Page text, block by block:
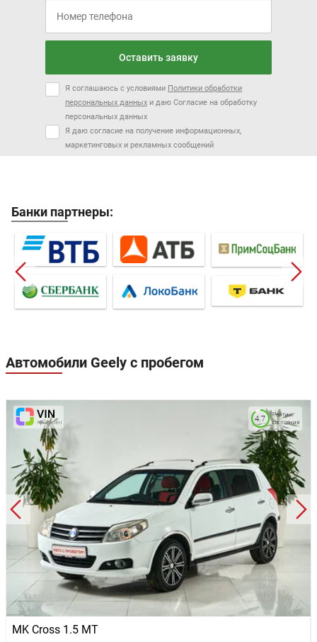
Оставить заявку
Я соглашаюсь с условиями Политики обработки
персональных данных и даю Согласие на обработку
персональных данных
Я даю согласие на получение информационных,
маркетинговых и рекламных сообщений
Банки партнеры:
Автомобили Geely с пробегом
MK Cross 1.5 MT
Рейтинг
состояния
4.7